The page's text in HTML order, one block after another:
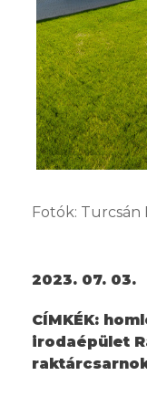
Fotók: Turcsán
2023. 07. 03.
CÍMKÉK:
irodaépület